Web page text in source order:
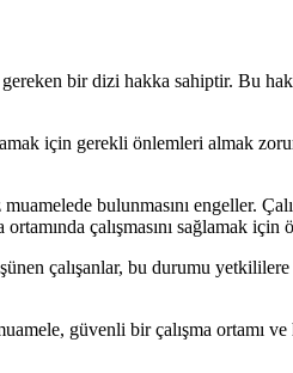
bir dizi hakka sahiptir. Bu
için gerekli önlemleri almak
bulunmasını engeller.
çalışmasını sağlamak için
çalışanlar, bu durumu
güvenli bir çalışma ortamı ve